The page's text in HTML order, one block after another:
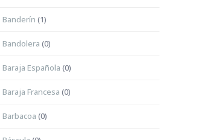
Banderín (1)
Bandolera (0)
Baraja Española (0)
Baraja Francesa (0)
Barbacoa (0)